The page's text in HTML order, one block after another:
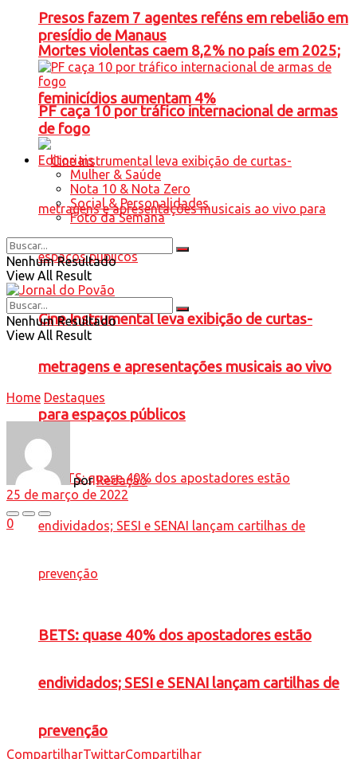
Mortes violentas caem 8,2% no país em 2025;
feminicídios aumentam 4%
Cine Instrumental leva exibição de curtas-
metragens e apresentações musicais ao vivo
para espaços públicos
BETS: quase 40% dos apostadores estão
endividados; SESI e SENAI lançam cartilhas de
prevenção
Presos fazem 7 agentes reféns em rebelião em
presídio de Manaus
PF caça 10 por tráfico internacional de armas
de fogo
Editoriais
Mulher & Saúde
Nota 10 & Nota Zero
Social & Personalidades
Foto da Semana
Nenhum Resultado
View All Result
Nenhum Resultado
View All Result
Home Destaques
por Redação
25 de março de 2022
0
CompartilharTwittarCompartilhar